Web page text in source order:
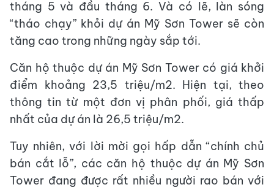
tháng 5 và đầu tháng 6. Và có lẽ, làn sóng
“tháo chạy” khỏi dự án Mỹ Sơn Tower sẽ còn
tăng cao trong những ngày sắp tới.
Căn hộ thuộc dự án Mỹ Sơn Tower có giá khởi
điểm khoảng 23,5 triệu/m2. Hiện tại, theo
thông tin từ một đơn vị phân phối, giá thấp
nhất của dự án là 26,5 triệu/m2.
Tuy nhiên, với lời mời gọi hấp dẫn “chính chủ
bán cắt lỗ”, các căn hộ thuộc dự án Mỹ Sơn
Tower đang được rất nhiều người rao bán với